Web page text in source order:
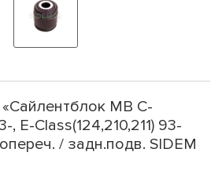
MB C-
E-Class(124,210,211) 93-
/ задн.подв. SIDEM